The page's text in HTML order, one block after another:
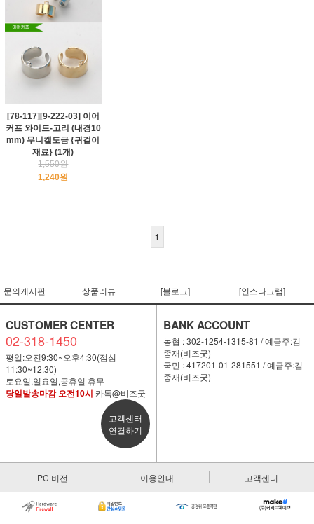
[78-117][9-222-03] 이어
커프 와이드-고리 (내경10
mm) 무니켈도금 {귀걸이
재료} (1개)
1,550원
1,240원
1
문의게시판 상품리뷰 [블로그] [인스타그램]
CUSTOMER CENTER
02-318-1450
평일:오전9:30~오후4:30(점심
11:30~12:30)
토요일,일요일,공휴일 휴무
당일발송마감 오전10시 카톡@비즈굿
고객센터
연결하기
BANK ACCOUNT
농협 : 302-1254-1315-81 / 예금주:김
종재(비즈굿)
국민 : 417201-01-281551 / 예금주:김
종재(비즈굿)
PC 버전 이용안내 고객센터